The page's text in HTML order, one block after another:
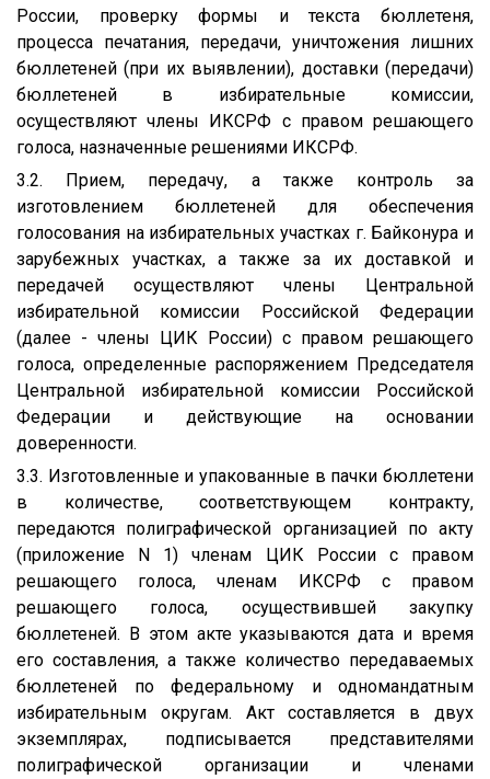
России, проверку формы и текста бюллетеня,
процесса печатания, передачи, уничтожения лишних
бюллетеней (при их выявлении), доставки (передачи)
бюллетеней в избирательные комиссии,
осуществляют члены ИКСРФ с правом решающего
голоса, назначенные решениями ИКСРФ.
3.2. Прием, передачу, а также контроль за
изготовлением бюллетеней для обеспечения
голосования на избирательных участках г. Байконура и
зарубежных участках, а также за их доставкой и
передачей осуществляют члены Центральной
избирательной комиссии Российской Федерации
(далее - члены ЦИК России) с правом решающего
голоса, определенные распоряжением Председателя
Центральной избирательной комиссии Российской
Федерации и действующие на основании
доверенности.
3.3. Изготовленные и упакованные в пачки бюллетени
в количестве, соответствующем контракту,
передаются полиграфической организацией по акту
(приложение N 1) членам ЦИК России с правом
решающего голоса, членам ИКСРФ с правом
решающего голоса, осуществившей закупку
бюллетеней. В этом акте указываются дата и время
его составления, а также количество передаваемых
бюллетеней по федеральному и одномандатным
избирательным округам. Акт составляется в двух
экземплярах, подписывается представителями
полиграфической организации и членами